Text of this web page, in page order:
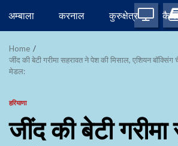
content
अम्बाला करनाल कुरुक्षेत्र
Home
जींद की बेटी गरीमा सहरावत ने पेश की मिसाल, एशियन बॉक्सिंग
मेडल:
हरियाणा
जींद की बेटी